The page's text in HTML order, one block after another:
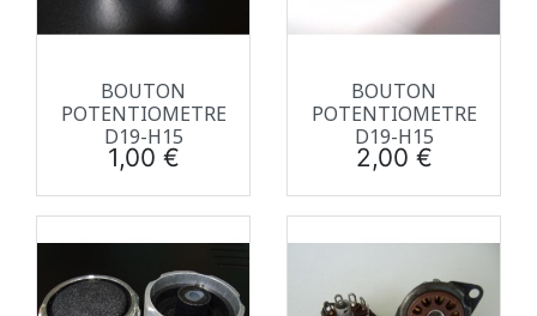
BOUTON
POTENTIOMETRE
D19-H15
Prix
1,00 €
BOUTON
POTENTIOMETRE
D19-H15
Prix
2,00 €